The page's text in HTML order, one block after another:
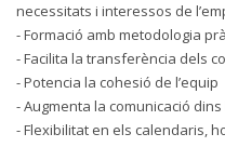
necessitats i interessos de
- Formació amb metodologia
- Facilita la transferència dels
- Potencia la cohesió de l’equip
- Augmenta la comunicació dins
- Flexibilitat en els calendaris,